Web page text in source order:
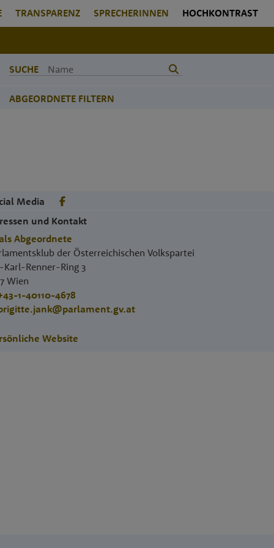
TRANSPARENZ SPRECHERINNEN HOCHKONTRAST
SUCHE
ABGEORDNETE FILTERN
Media
und Kontakt
Abgeordnete
der Österreichischen Volkspartei
Karl-Renner-Ring 3
Wien
1-40110-4678
Website